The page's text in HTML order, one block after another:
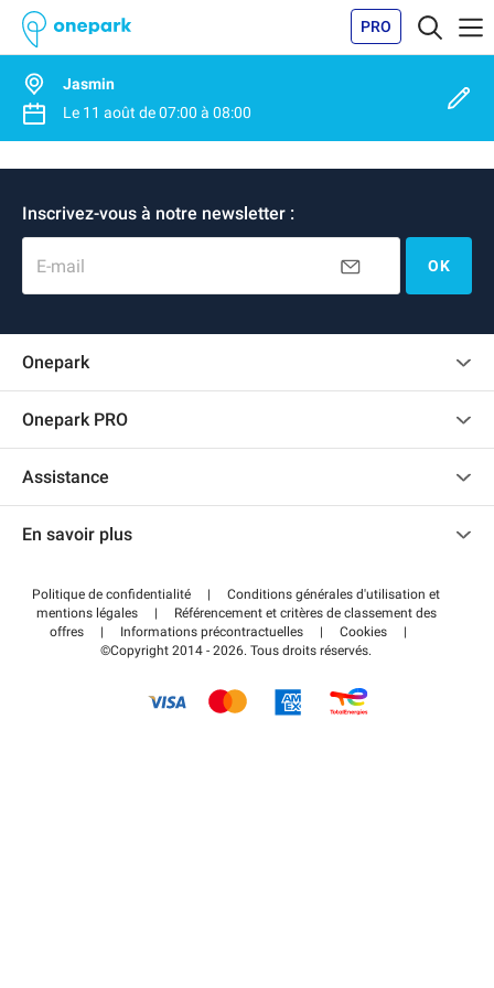
PRO
Jasmin
Le 11 août de07:00 à 08:00
Inscrivez-vous à notre newsletter :
E-mail OK
Onepark
Recrutement
Onepark PRO
Accéder à mon espace partenaire
Assistance
Centre d'aide
Régler votre stationnement FLOW
En savoir plus
Wiki
Guide du stationnement
Politique de confidentialité |
Conditions générales d'utilisation et
mentions légales
|
Référencement et critères de classement des
offres
| Informations précontractuelles | Cookies
|
©Copyright 2014 - 2026. Tous droits réservés.